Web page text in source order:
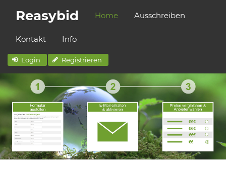
Reasybid Home Ausschreiben
Kontakt Info
Login Registrieren